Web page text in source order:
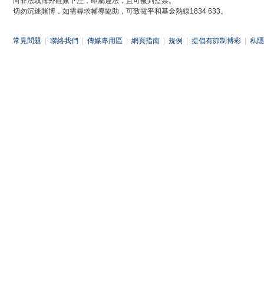
切勿沉迷賭博，如需尋求輔導協助，可致電平和基金熱線1834 633。
常見問題 聯絡我們 傳媒專用區 網頁指南 規例 提倡有節制博彩 私